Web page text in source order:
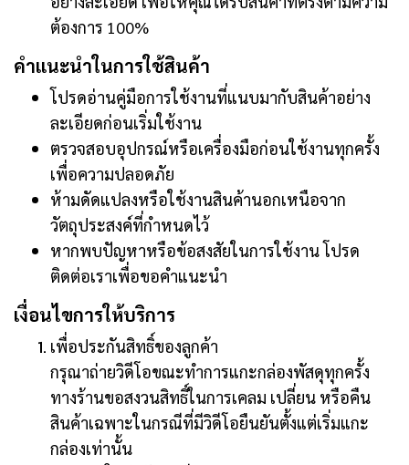
ต้องการ 100%
คำแนะนำในการใช้สินค้า
โปรดอ่านคู่มือการใช้งานที่แนบมากับสินค้าอย่าง
ละเอียดก่อนเริ่มใช้งาน
ตรวจสอบอุปกรณ์หรือเครื่องมือก่อนใช้งานทุกครั้ง
เพื่อความปลอดภัย
ห้ามดัดแปลงหรือใช้งานสินค้านอกเหนือจาก
วัตถุประสงค์ที่กำหนดไว้
หากพบปัญหาหรือข้อสงสัยในการใช้งาน โปรด
ติดต่อเราเพื่อขอคำแนะนำ
เงื่อนไขการให้บริการ
เพื่อประกันสิทธิ์ของลูกค้า
กรุณาถ่ายวิดีโอขณะทำการแกะกล่องพัสดุทุกครั้ง
ทางร้านขอสงวนสิทธิ์ในการเคลม เปลี่ยน หรือคืน
สินค้าเฉพาะในกรณีที่มีวิดีโอยืนยันตั้งแต่เริ่มแกะ
กล่องเท่านั้น